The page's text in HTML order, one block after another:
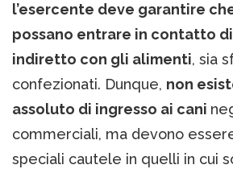
l’esercente deve garantire
possano entrare in contatto
indiretto con gli alimenti, sia
confezionati. Dunque, non
assoluto di ingresso ai cani
commerciali, ma devono
speciali cautele in quelli in cui